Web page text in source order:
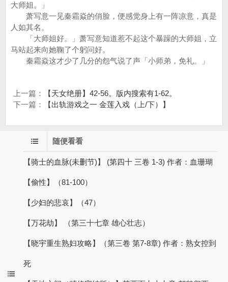
大师姐。」
萧写意一见秦霜焱的俏脸，便感觉身上有一阵凉意，真是
人如其名。
「大师姐好。」萧写意知道惹不起这个暴躁的大师姐，立
马站起来向她鞠了个躬问好。
秦霜焱这才少了几分的怨气说了声「小师弟，免礼。」
上一篇：
【天女绝册】42-56。版内搜索有1-62。
下一篇：
【出轨游戏之一 金莲入戏（上/下）】
随便看看
【骑士的血脉(未删节)】 (第四十 三卷 1-3) 作者：血珊瑚
【偷性】（81-100）
【少妇的悲哀】（47）
【万花劫】 （第三十七章 雄心壮志）
【晓宇重生熟妇攻略】（第三卷 第7-8章) 作者：熟女控到
死